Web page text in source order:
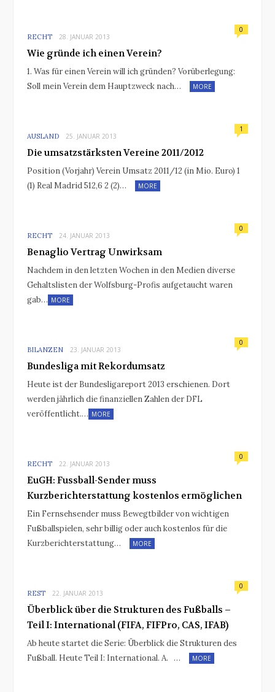
RECHT 28. JANUAR 2013
0
Wie gründe ich einen Verein?
1. Was für einen Verein will ich gründen? Vorüberlegung:
Soll mein Verein dem Hauptzweck nach…
MORE
AUSLAND 25. JANUAR 2013
1
Die umsatzstärksten Vereine 2011/2012
Position (Vorjahr) Verein Umsatz 2011/12 (in Mio. Euro) 1
(1) Real Madrid 512,6 2 (2)…
MORE
RECHT 24. JANUAR 2013
0
Benaglio Vertrag Unwirksam
Nachdem in den letzten Wochen in den Medien diverse
Gehaltslisten der Wolfsburg-Profis aufgetaucht waren
gab… MORE
BILANZEN 23. JANUAR 2013
0
Bundesliga mit Rekordumsatz
Heute ist der Bundesligareport 2013 erschienen. Dort
werden jährlich die finanziellen Zahlen der DFL
veröffentlicht.… MORE
RECHT 22. JANUAR 2013
0
EuGH: Fussball-Sender muss
Kurzberichterstattung kostenlos ermöglichen
Ein Fernsehsender muss Bewegtbilder von wichtigen
Fußballspielen, sehr billig oder auch kostenlos für die
Kurzberichterstattung…
MORE
REST 22. JANUAR 2013
0
Überblick über die Strukturen des Fußballs –
Teil I: International (FIFA, FIFPro, CAS, IFAB)
Ab heute startet die Serie: Überblick die Strukturen des
Fußball. Heute Teil I: International. A. …
MORE